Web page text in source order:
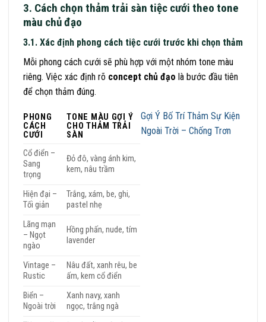
3. Cách chọn thảm trải sàn tiệc cưới theo tone
màu chủ đạo
3.1. Xác định phong cách tiệc cưới trước khi chọn thảm
Mỗi phong cách cưới sẽ phù hợp với một nhóm tone màu
riêng. Việc xác định rõ concept chủ đạo là bước đầu tiên
để chọn thảm đúng.
PHONG
CÁCH
CƯỚI
TONE MÀU GỢI Ý
CHO THẢM TRẢI
SÀN
Cổ điển –
Sang
trọng
Đỏ đô, vàng ánh kim,
kem, nâu trầm
Hiện đại –
Tối giản
Trắng, xám, be, ghi,
pastel nhẹ
Lãng mạn
– Ngọt
ngào
Hồng phấn, nude, tím
lavender
Vintage –
Rustic
Nâu đất, xanh rêu, be
ấm, kem cổ điển
Biển –
Ngoài trời
Xanh navy, xanh
ngọc, trắng ngà
Gợi Ý Bố Trí Thảm Sự Kiện
Ngoài Trời – Chống Trơn